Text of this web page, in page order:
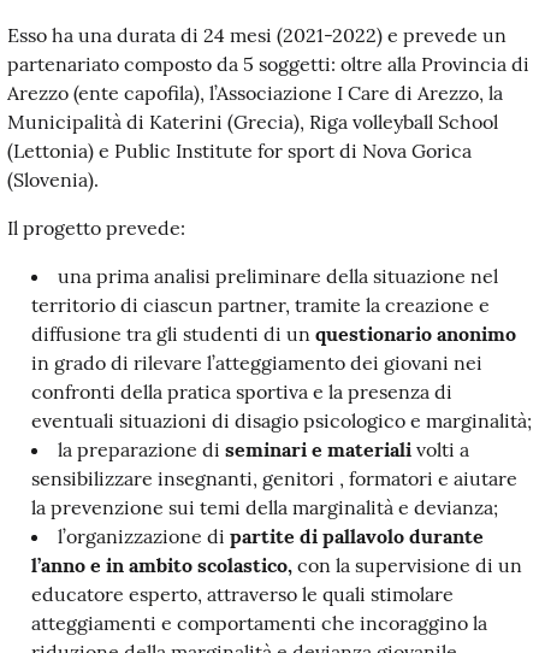
Esso ha una durata di 24 mesi (2021-2022) e prevede un
partenariato composto da 5 soggetti: oltre alla Provincia di
Arezzo (ente capofila), l’Associazione I Care di Arezzo, la
Municipalità di Katerini (Grecia), Riga volleyball School
(Lettonia) e Public Institute for sport di Nova Gorica
(Slovenia).
Il progetto prevede:
una prima analisi preliminare della situazione nel
territorio di ciascun partner, tramite la creazione e
diffusione tra gli studenti di un questionario anonimo
in grado di rilevare l’atteggiamento dei giovani nei
confronti della pratica sportiva e la presenza di
eventuali situazioni di disagio psicologico e marginalità;
la preparazione di seminari e materiali volti a
sensibilizzare insegnanti, genitori , formatori e aiutare
la prevenzione sui temi della marginalità e devianza;
l’organizzazione di partite di pallavolo durante
l’anno e in ambito scolastico, con la supervisione di un
educatore esperto, attraverso le quali stimolare
atteggiamenti e comportamenti che incoraggino la